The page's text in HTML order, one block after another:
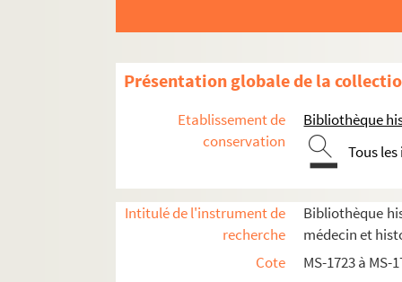
Présentation globale de la
Etablissement de
conservation
Bibliothèque
Tous
Intitulé de l'instrument de
recherche
Bibliothèque
médecin et
Cote
MS-1723 à MS-
Documents relatifs à ses activités de